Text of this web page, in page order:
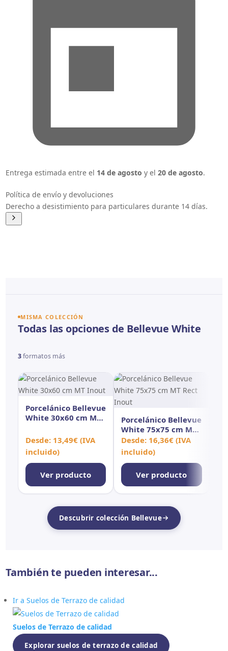
Entrega estimada entre el 14 de agosto y el20 de agosto.
Política de envío y devoluciones
Derecho a desistimiento para particulares durante 14 días.
MISMA COLECCIÓN
Todas las opciones de Bellevue White
3formatos más
Porcelánico Bellevue
White 30x60 cm MT
Desde: 13,49€ (IVA
incluido)
Ver producto
Porcelánico Bellevue
White 75x75 cm MT
Rect Inout
Desde: 16,36€ (IVA
incluido)
Ver producto
Descubrir colección Bellevue
También te pueden interesar...
Ir a Suelos de Terrazo de calidad
Suelos de Terrazo de calidad
Explorar suelos de terrazo de calidad